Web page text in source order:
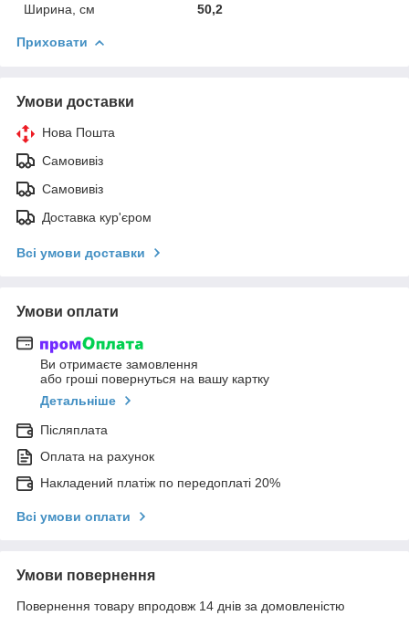
Ширина, см
50,2
Приховати
Умови доставки
Нова Пошта
Самовивіз
Самовивіз
Доставка кур'єром
Всі умови доставки
Умови оплати
Ви отримаєте замовлення
або гроші повернуться на вашу картку
Детальніше
Післяплата
Оплата на рахунок
Накладений платіж по передоплаті 20%
Всі умови оплати
Умови повернення
Повернення товару впродовж 14 днів за домовленістю